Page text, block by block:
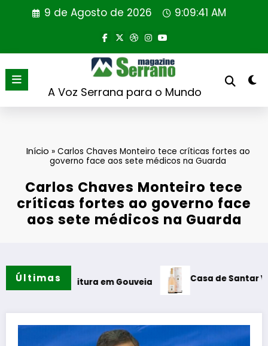
9 de Agosto de 2026 9:09:42 AM
A Voz Serrana para o Mundo
Início » Carlos Chaves Monteiro tece críticas fortes ao
governo face aos sete médicos na Guarda
Carlos Chaves Monteiro tece
críticas fortes ao governo face
aos sete médicos na Guarda
Últimas
em Gouveia Casa de Santar Vinhos destaca